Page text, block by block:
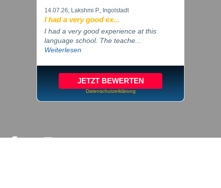
14.07.26, Lakshmi P., Ingolstadt
I had a very good ex...
I had a very good experience at this
language school. The teache...
Weiterlesen
JETZT BEWERTEN
Datenschutzerklärung